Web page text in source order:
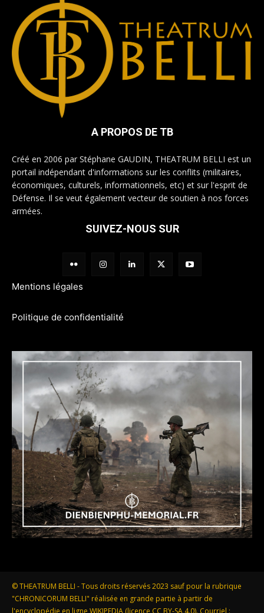
A PROPOS DE TB
Créé en 2006 par Stéphane GAUDIN, THEATRUM BELLI est un
portail indépendant d'informations sur les conflits (militaires,
économiques, culturels, informationnels, etc) et sur l'esprit de
Défense. Il se veut également vecteur de soutien à nos forces
armées.
SUIVEZ-NOUS SUR
Mentions légales
Politique de confidentialité
© THEATRUM BELLI - Tous droits réservés 2023 sauf pour la rubrique
"CHRONICORUM BELLI" réalisée en grande partie à partir de
l'encyclopédie en ligne WIKIPEDIA (licence CC BY-SA 4.0). Courriel :